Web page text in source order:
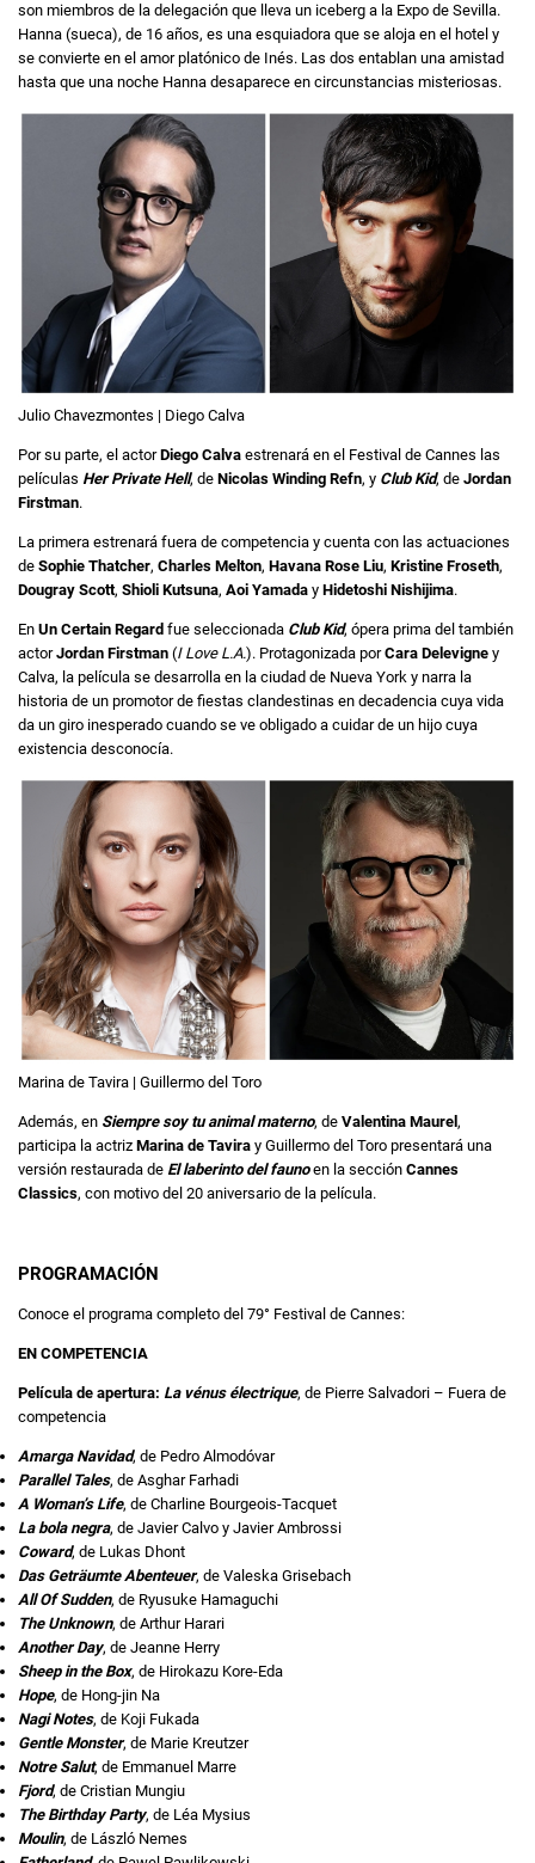
son miembros de la delegación que lleva un iceberg a la Expo de Sevilla.
Hanna (sueca), de 16 años, es una esquiadora que se aloja en el hotel y
se convierte en el amor platónico de Inés. Las dos entablan una amistad
hasta que una noche Hanna desaparece en circunstancias misteriosas.
Julio Chavezmontes | Diego Calva
Por su parte, el actorDiego Calva estrenará en el Festival de Cannes las
películas Her Private Hell, de Nicolas Winding Refn, y Club Kid, de Jordan
Firstman.
La primera estrenará fuera de competencia y cuenta con las actuaciones
de Sophie Thatcher, Charles Melton, Havana Rose Liu, Kristine Froseth,
Dougray Scott, Shioli Kutsuna, Aoi Yamada y Hidetoshi Nishijima.
En Un Certain Regard fue seleccionada Club Kid, ópera prima del también
actorJordan Firstman (I Love L.A.). Protagonizada porCara Delevigne y
Calva, la película se desarrolla en la ciudad de Nueva York y narra la
historia de un promotor de fiestas clandestinas en decadencia cuya vida
da un giro inesperado cuando se ve obligado a cuidar de un hijo cuya
existencia desconocía.
Marina de Tavira | Guillermo del Toro
Además, en Siempre soy tu animal materno, de Valentina Maurel ,
participa la actriz Marina de Tavira y Guillermo del Toro presentará una
versión restaurada de El laberinto del faunoen la sección Cannes
Classics, con motivo del 20 aniversario de la película.
PROGRAMACIÓN
Conoce el programa completo del 79° Festival de Cannes:
EN COMPETENCIA
Película de apertura: La vénus électrique, de Pierre Salvadori – Fuera de
competencia
Amarga Navidad, de Pedro Almodóvar
Parallel Tales, de Asghar Farhadi
A Woman’s Life, de Charline Bourgeois-Tacquet
La bola negra, de Javier Calvo y Javier Ambrossi
Coward, de Lukas Dhont
Das Geträumte Abenteuer, de Valeska Grisebach
All Of Sudden, de Ryusuke Hamaguchi
The Unknown, de Arthur Harari
Another Day, de Jeanne Herry
Sheep in the Box, de Hirokazu Kore-Eda
Hope, de Hong-jin Na
Nagi Notes, de Koji Fukada
Gentle Monster, de Marie Kreutzer
Notre Salut, de Emmanuel Marre
Fjord, de Cristian Mungiu
The Birthday Party, de Léa Mysius
Moulin, de László Nemes